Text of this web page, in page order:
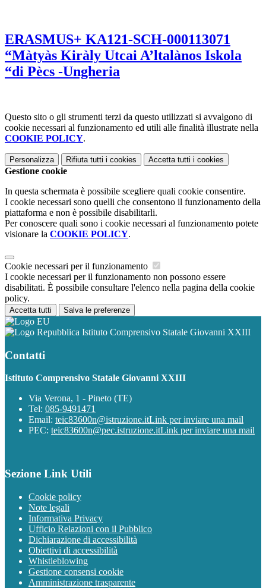
ERASMUS+ KA121-SCH-000113071
“Màtyàs Kiràly Utcai A’ltalànos Iskola
“di Pècs -Ungheria
Questo sito o gli strumenti terzi da questo utilizzati si avvalgono di
cookie necessari al funzionamento ed utili alle finalità illustrate nella
COOKIE POLICY.
Personalizza Rifiuta tutti i cookies Accetta tutti i cookies
Gestione cookie
In questa schermata è possibile scegliere quali cookie consentire.
I cookie necessari sono quelli che consentono il funzionamento della
piattaforma e non è possibile disabilitarli.
Per conoscere quali sono i cookie necessari al funzionamento potete
visionare la COOKIE POLICY.
Cookie necessari per il funzionamento
I cookie necessari per il funzionamento non possono essere
disabilitati. È possibile consultare l'elenco nella pagina della cookie
policy.
Accetta tutti Salva le preferenze
Istituto Comprensivo Statale Giovanni XXIII
Contatti
Istituto Comprensivo Statale Giovanni XXIII
Via Verona, 1 - Pineto (TE)
Tel: 085-9491471
Email: teic83600n@istruzione.itLink per inviare una mail
PEC: teic83600n@pec.istruzione.itLink per inviare una mail
Sezione Link Utili
Cookie policy
Note legali
Informativa Privacy
Ufficio Relazioni con il Pubblico
Dichiarazione di accessibilità
Obiettivi di accessibilità
Whistleblowing
Gestione consensi cookie
Amministrazione trasparente